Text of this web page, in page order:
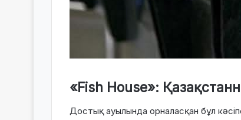
«Fish House»:
Достық ауылында орналасқан бұл